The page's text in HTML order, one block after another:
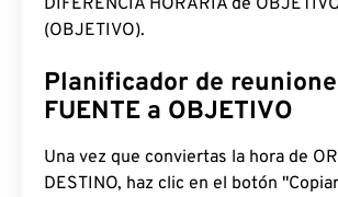
DIFERENCIA HORARIA de
(OBJETIVO).
Planificador de
FUENTE a OBJETIVO
Una vez que conviertas la hora de
DESTINO, haz clic en el botón